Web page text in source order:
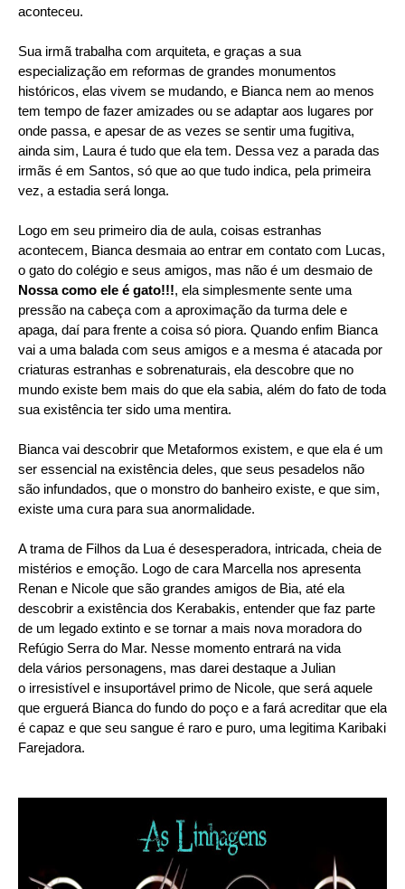
aconteceu.
Sua irmã trabalha com arquiteta, e graças a sua
especialização em reformas de grandes monumentos
históricos, elas vivem se mudando, e Bianca nem ao menos
tem tempo de fazer amizades ou se adaptar aos lugares por
onde passa, e apesar de as vezes se sentir uma fugitiva,
ainda sim, Laura é tudo que ela tem. Dessa vez a parada das
irmãs é em Santos, só que ao que tudo indica, pela primeira
vez, a estadia será longa.
Logo em seu primeiro dia de aula, coisas estranhas
acontecem, Bianca desmaia ao entrar em contato com Lucas,
o gato do colégio e seus amigos, mas não é um desmaio de
Nossa como ele é gato!!!, ela simplesmente sente uma
pressão na cabeça com a aproximação da turma dele e
apaga, daí para frente a coisa só piora. Quando enfim Bianca
vai a uma balada com seus amigos e a mesma é atacada por
criaturas estranhas e sobrenaturais, ela descobre que no
mundo existe bem mais do que ela sabia, além do fato de toda
sua existência ter sido uma mentira.
Bianca vai descobrir que Metaformos existem, e que ela é um
ser essencial na existência deles, que seus pesadelos não
são infundados, que o monstro do banheiro existe, e que sim,
existe uma cura para sua anormalidade.
A trama de Filhos da Lua é desesperadora, intricada, cheia de
mistérios e emoção. Logo de cara Marcella nos apresenta
Renan e Nicole que são grandes amigos de Bia, até ela
descobrir a existência dos Kerabakis, entender que faz parte
de um legado extinto e se tornar a mais nova moradora do
Refúgio Serra do Mar. Nesse momento entrará na vida
dela vários personagens, mas darei destaque a Julian
o irresistível e insuportável primo de Nicole, que será aquele
que erguerá Bianca do fundo do poço e a fará acreditar que ela
é capaz e que seu sangue é raro e puro, uma legitima Karibaki
Farejadora.